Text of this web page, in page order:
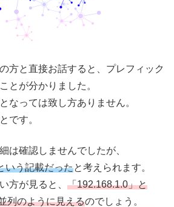
方と直接お話すると、プレフィック
とが分かりました。
なっては致し方ありません。
です。
は確認しませんでしたが、
いう記載だったと考えられます。
方が見ると、 「192.168.1.0」と
列のように見えるのでしょう。